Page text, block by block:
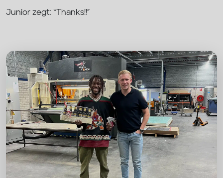
Junior zegt: “Thanks!!”